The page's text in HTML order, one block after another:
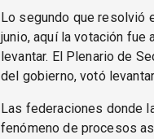
Lo segundo que resolvió
junio, aquí la votación fue
levantar. El Plenario de
del gobierno, votó
Las federaciones donde
fenómeno de procesos